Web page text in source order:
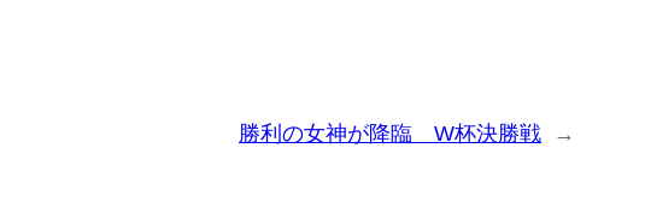
勝利の女神が降臨 W杯決勝戦 →